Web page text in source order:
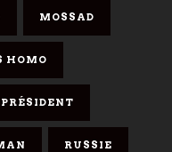
MOSSAD
HOMO
PRÉSIDENT
RUSSIE